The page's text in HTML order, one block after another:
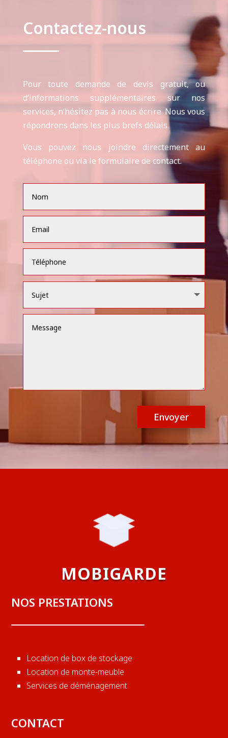
Contactez-nous
Pour toute demande de devis gratuit, ou
d’informations supplémentaires sur nos
services, n’hésitez pas à nous écrire. Nous vous
répondrons dans les plus brefs délais.
Vous pouvez nous joindre directement au
téléphone ou via le formulaire de contact.
Envoyer
MOBIGARDE
NOS PRESTATIONS
Location de box de stockage
Location de monte-meuble
Services de déménagement
CONTACT